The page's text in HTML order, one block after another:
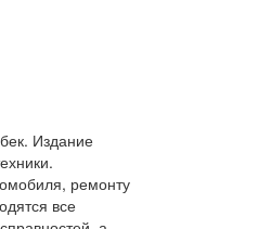
Издание
ремонту
все